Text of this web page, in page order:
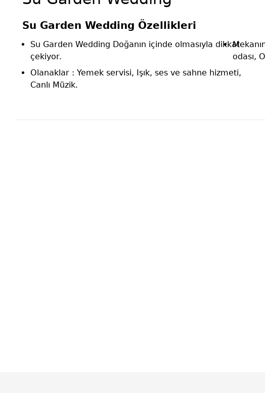
Su Garden Wedding Özellikleri
Su Garden Wedding Doğanın içinde olmasıyla dikkat
çekiyor.
odası,
Olanaklar : Yemek servisi, Işık, ses ve sahne hizmeti,
Canlı Müzik.